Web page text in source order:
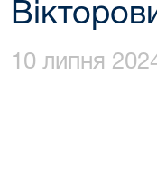
10 липня